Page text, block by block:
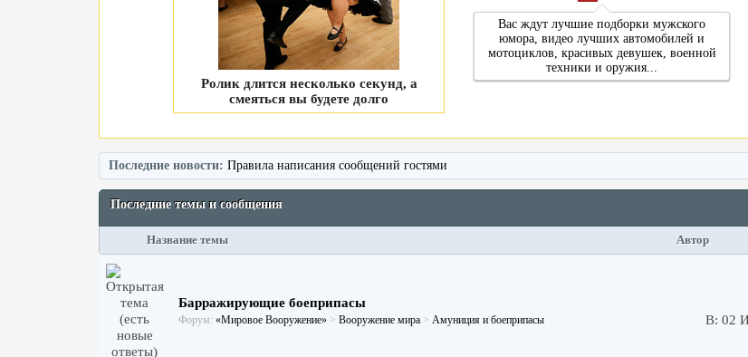
Ролик длится несколько секунд, а
смеяться вы будете долго
Последние новости: Правила написания сообщений гостями
Последние темы и сообщения
Название темы Автор
Барражирующие боеприпасы
Форум: «Мировое Вооружение»> Вооружение мира> Амуниция и боеприпасы
В: 02